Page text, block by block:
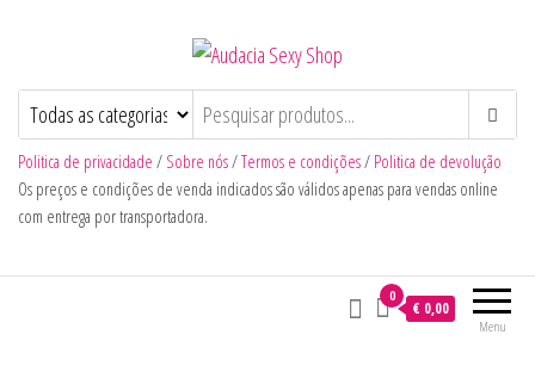
Audacia Sexy Shop
Politica de privacidade / Sobre nós/Termos e condições/ Politica de devolução
Os preços e condições de venda indicados são válidos apenas para vendas online
com entrega por transportadora.
Menu
0
€ 0,00